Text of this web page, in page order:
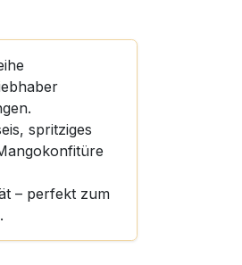
spritziges
– perfekt zum